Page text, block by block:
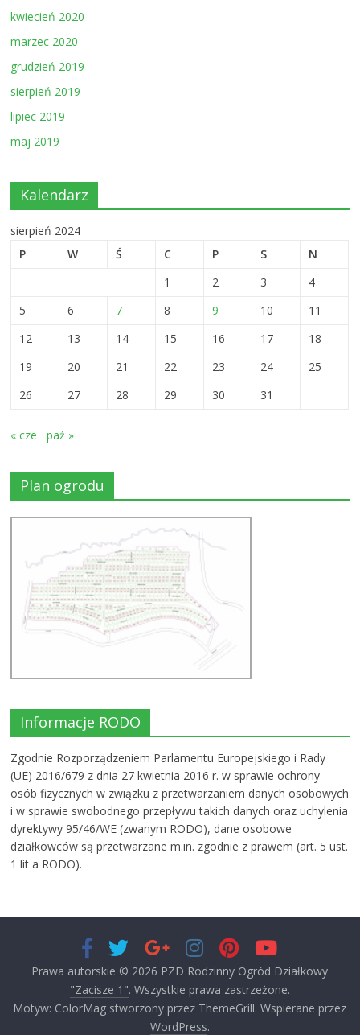
kwiecień 2020
marzec 2020
grudzień 2019
sierpień 2019
lipiec 2019
maj 2019
Kalendarz
sierpień 2024
P
W Ś C P S
N
1
2 3
4
5
6 7 8 9 10
11
12
13 14 15 16 17
18
19
20 21 22 23 24
25
26
27 28 29 30 31
« cze paź »
Plan ogrodu
Informacje RODO
Zgodnie Rozporządzeniem Parlamentu Europejskiego i Rady
(UE) 2016/679 z dnia 27 kwietnia 2016 r. w sprawie ochrony
osób fizycznych w związku z przetwarzaniem danych osobowych
i w sprawie swobodnego przepływu takich danych oraz uchylenia
dyrektywy 95/46/WE (zwanym RODO), dane osobowe
działkowców są przetwarzane m.in. zgodnie z prawem (art. 5 ust.
1 lit a RODO).
Prawa autorskie © 2026 PZD Rodzinny Ogród Działkowy
"Zacisze 1". Wszystkie prawa zastrzeżone.
Motyw: ColorMag stworzony przez ThemeGrill. Wspierane przez
WordPress.